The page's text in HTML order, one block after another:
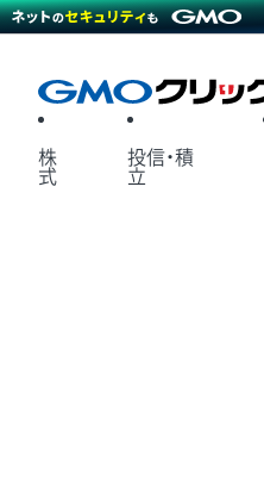
株
式
投信・積
立